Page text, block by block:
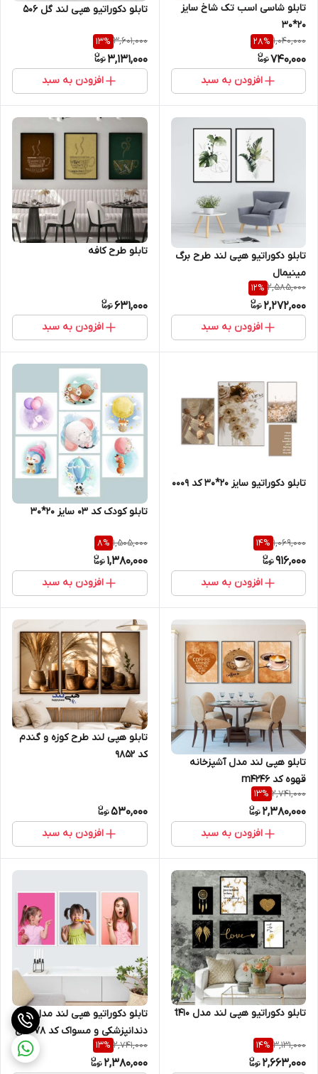
تابلو شاسی اسب تک شاخ سایز
20*30
1,040,000
28%
740,000
افزودن به سبد
تابلو دکوراتیو هپی لند گل 506
3,601,000
13%
3,131,000
افزودن به سبد
تابلو دکوراتیو هپی لند طرح برگ
مینیمال
2,585,000
12%
2,272,000
افزودن به سبد
تابلو طرح کافه
631,000
افزودن به سبد
تابلو دکوراتیو سایز 20*30 کد 0009
1,069,000
14%
916,000
افزودن به سبد
تابلو کودک کد 03 سایز 20*30
1,505,000
8%
1,380,000
افزودن به سبد
تابلو هپی لند مدل آشپزخانه
قهوه کد m4246
2,741,000
13%
2,380,000
افزودن به سبد
تابلو هپی لند طرح کوزه و گندم
کد 9852
530,000
افزودن به سبد
تابلو دکوراتیو هپی لند مدل t410
3,131,000
14%
2,663,000
تابلو دکوراتیو هپی لند مدل
دندانپزشکی و مسواک کد 78 کپی
2,741,000
13%
2,380,000